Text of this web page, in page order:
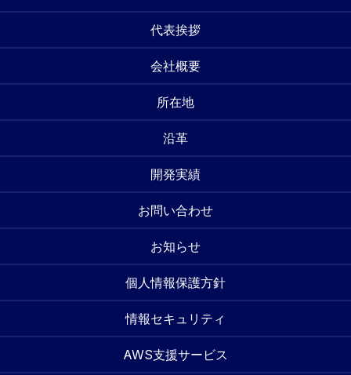
代表挨拶
会社概要
所在地
沿革
開発実績
お問い合わせ
お知らせ
個人情報保護方針
情報セキュリティ
AWS支援サービス